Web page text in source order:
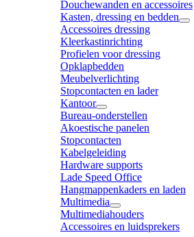
Douchewanden en accessoires
Kasten, dressing en bedden
Accessoires dressing
Kleerkastinrichting
Profielen voor dressing
Opklapbedden
Meubelverlichting
Stopcontacten en lader
Kantoor
Bureau-onderstellen
Akoestische panelen
Stopcontacten
Kabelgeleiding
Hardware supports
Lade Speed Office
Hangmappenkaders en laden
Multimedia
Multimediahouders
Accessoires en luidsprekers